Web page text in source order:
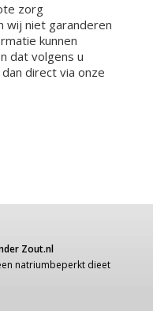
zorg
wij niet garanderen
kunnen
dat volgens u
direct via onze
Zout.nl
natriumbeperkt dieet